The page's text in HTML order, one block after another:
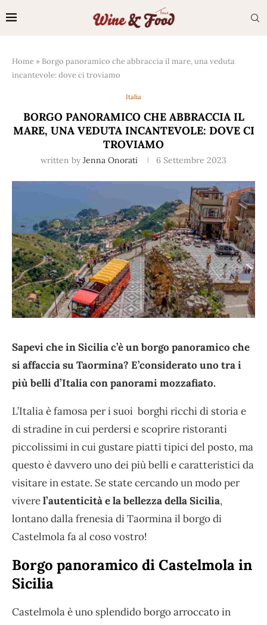
Home » Borgo panoramico che abbraccia il mare, una veduta
incantevole: dove ci troviamo
Italia
BORGO PANORAMICO CHE ABBRACCIA IL
MARE, UNA VEDUTA INCANTEVOLE: DOVE CI
TROVIAMO
written by Jenna Onorati 6 Settembre 2023
Sapevi che in Sicilia c’è un borgo panoramico che
si affaccia su Taormina? E’considerato uno tra i
più belli d’Italia con panorami mozzafiato.
L’Italia è famosa per i suoi borghi ricchi di storia e
di stradine in cui perdersi e scoprire ristoranti
piccolissimi in cui gustare piatti tipici del posto, ma
questo è davvero uno dei più belli e caratteristici da
visitare in estate. Se state cercando un modo per
viverel’autenticità e la bellezza della Sicilia,
lontano dalla frenesia di Taormina il borgo di
Castelmola fa al coso vostro!
Borgo panoramico di Castelmola in
Sicilia
Castelmola è uno splendido borgo arroccato in